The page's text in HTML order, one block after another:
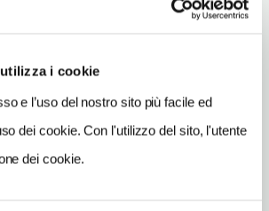
i cookie
e l’uso del nostro sito più facile ed
dei cookie. Con l'utilizzo del sito, l'utente
dei cookie.
oro e pietre preziose.